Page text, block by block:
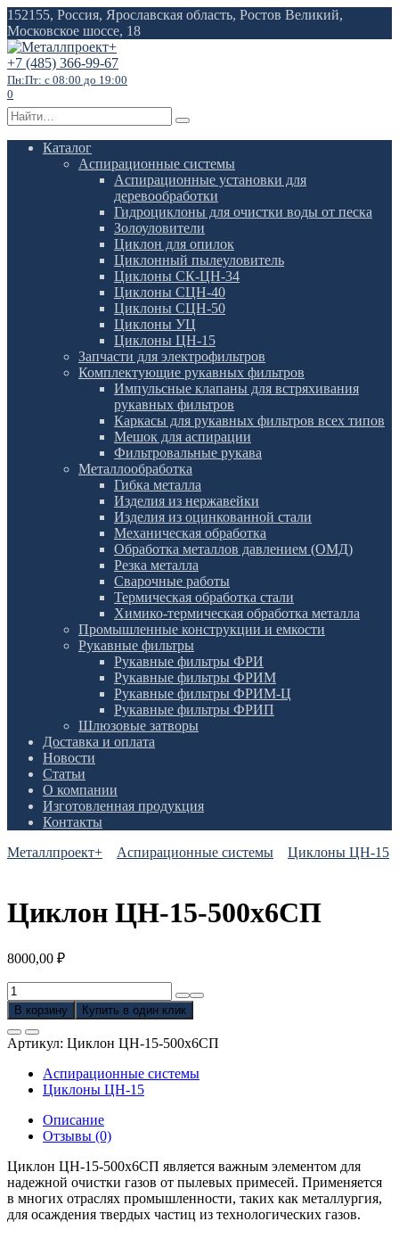
Перейти
к
содержанию
152155, Россия, Ярославская область, Ростов Великий,
Московское шоссе, 18
+7 (485) 366-99-67
Пн:Пт: с 08:00 до 19:00
0
Search
for:
Каталог
Аспирационные системы
Аспирационные установки для
деревообработки
Гидроциклоны для очистки воды от песка
Золоуловители
Циклон для опилок
Циклонный пылеуловитель
Циклоны СК-ЦН-34
Циклоны СЦН-40
Циклоны СЦН-50
Циклоны УЦ
Циклоны ЦН-15
Запчасти для электрофильтров
Комплектующие рукавных фильтров
Импульсные клапаны для встряхивания
рукавных фильтров
Каркасы для рукавных фильтров всех типов
Мешок для аспирации
Фильтровальные рукава
Металлообработка
Гибка металла
Изделия из нержавейки
Изделия из оцинкованной стали
Механическая обработка
Обработка металлов давлением (ОМД)
Резка металла
Сварочные работы
Термическая обработка стали
Химико-термическая обработка металла
Промышленные конструкции и емкости
Рукавные фильтры
Рукавные фильтры ФРИ
Рукавные фильтры ФРИМ
Рукавные фильтры ФРИМ-Ц
Рукавные фильтры ФРИП
Шлюзовые затворы
Доставка и оплата
Новости
Статьи
О компании
Изготовленная продукция
Контакты
Металлпроект+
Аспирационные системы Циклоны ЦН-15
Циклон ЦН-15-500х6СП
8000,00 ₽
Количество
товара
Циклон
ЦН-15-
500х6СП
В корзину Купить в один клик
Артикул: Циклон ЦН-15-500х6СП
Аспирационные системы
Циклоны ЦН-15
Описание
Отзывы (0)
Циклон ЦН-15-500х6СП является важным элементом для
надежной очистки газов от пылевых примесей. Применяется
в многих отраслях промышленности, таких как металлургия,
для осаждения твердых частиц из технологических газов.